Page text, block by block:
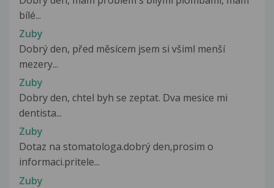
bílé...
Zuby
Dobrý den, před měsícem jsem si všiml menší
mezery...
Zuby
Dobry den, chtel byh se zeptat. Dva mesice mi
dentista...
Zuby
Dotaz na stomatologa.dobrý den,prosim o
informaci.pritele...
Zuby